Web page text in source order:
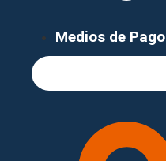
Medios de Pago